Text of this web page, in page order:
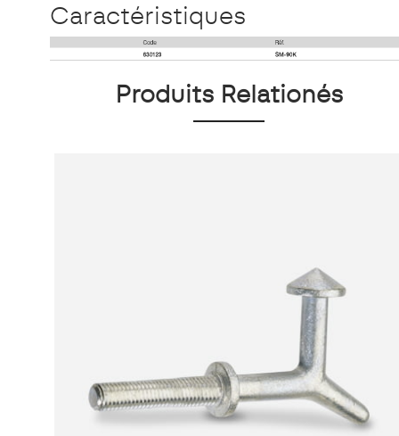
Caractéristiques
Produits Relationés